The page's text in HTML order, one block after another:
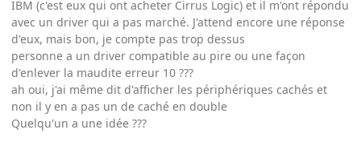
IBM (c'est eux qui ont acheter Cirrus Logic) et il m'ont répondu
avec un driver qui a pas marché. J'attend encore une réponse
d'eux, mais bon, je compte pas trop dessus
personne a un driver compatible au pire ou une façon
d'enlever la maudite erreur 10 ???
ah oui, j'ai même dit d'afficher les périphériques cachés et
non il y en a pas un de caché en double
Quelqu'un a une idée ???